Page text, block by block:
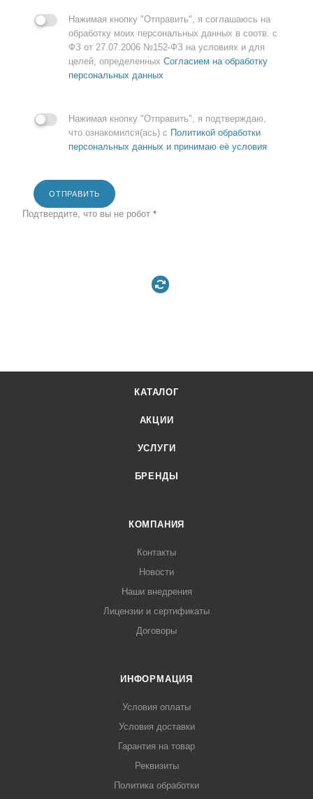
Нажимая кнопку "Отправить", я соглашаюсь на
обработку моих персональных данных в соотв. с
ФЗ от 27.07.2006 №152-ФЗ на условиях и для
целей, определенных Согласием на обработку
персональных данных
Нажимая кнопку "Отправить", я подтверждаю,
что ознакомился(ась) с Политикой обработки
персональных данных и принимаю её условия
ОТПРАВИТЬ
Подтвердите, что вы не робот *
КАТАЛОГ
АКЦИИ
УСЛУГИ
БРЕНДЫ
КОМПАНИЯ
Контакты
Новости
Наши внедрения
Лицензии и сертификаты
Договоры
ИНФОРМАЦИЯ
Условия оплаты
Условия доставки
Гарантия на товар
Реквизиты
Политика обработки